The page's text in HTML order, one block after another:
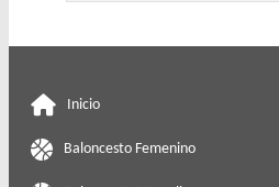
Inicio
Baloncesto Femenino